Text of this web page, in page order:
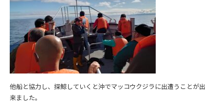
他船と協力し、探鯨していくと沖でマッコウクジラに出遭うことが出
来ました。